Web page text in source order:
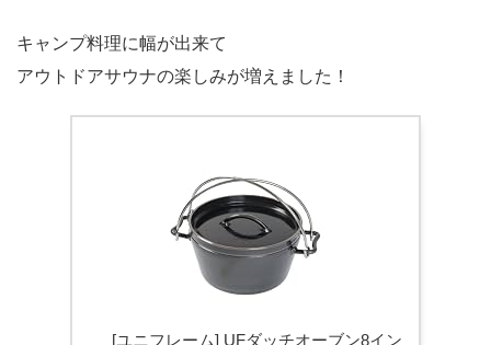
キャンプ料理に幅が出来て
アウトドアサウナの楽しみが増えました！
[ユニフレーム] UFダッチオーブン8イン